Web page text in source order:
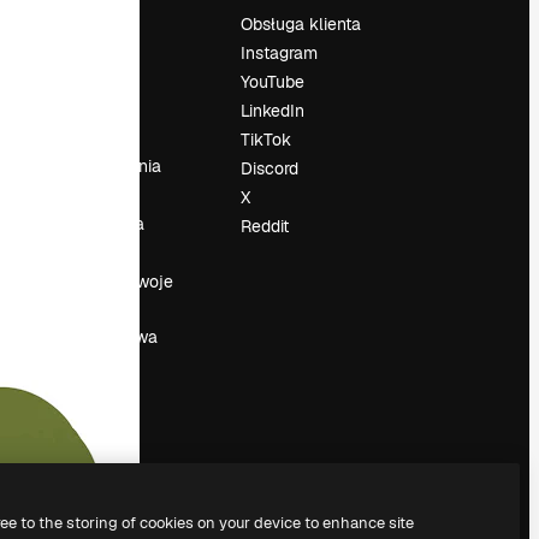
wyszukiwania
Wydarzenia
Sprzedaj swoje
Sala prasowa
Obsługa klienta
Instagram
YouTube
LinkedIn
TikTok
Discord
X
Reddit
to the storing of cookies on your device to enhance site